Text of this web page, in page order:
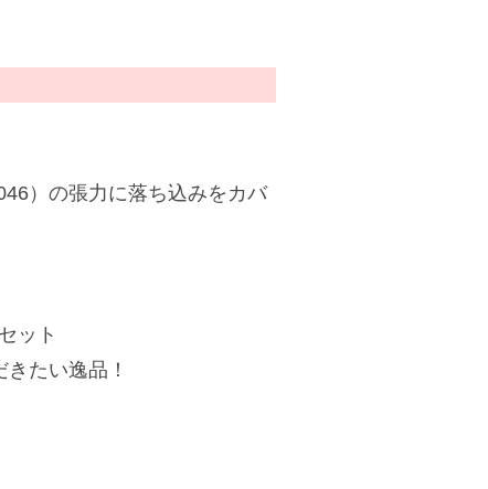
）の張力に落ち込みをカバ
ット
たい逸品！